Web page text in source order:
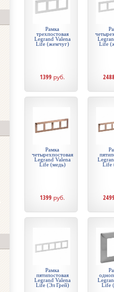
Рамка
трехпостовая
Legrand Valena
Life (жемчуг)
1399 руб.
Life
2488
Рамка
четырехпостовая
Legrand Valena
Life (медь)
1399 руб.
Life
2499
Рамка
пятипостовая
Legrand Valena
Life (Эл Грей)
Life